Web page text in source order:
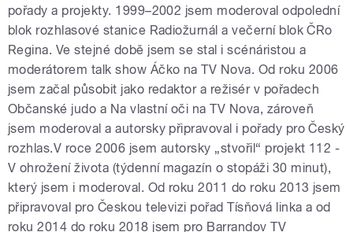
pořady a projekty. 1999–2002 jsem moderoval odpolední
blok rozhlasové stanice Radiožurnál a večerní blok ČRo
Regina. Ve stejné době jsem se stal i scénáristou a
moderátorem talk show Áčko na TV Nova. Od roku 2006
jsem začal působit jako redaktor a režisér v pořadech
Občanské judo a Na vlastní oči na TV Nova, zároveň
jsem moderoval a autorsky připravoval i pořady pro Český
rozhlas.V roce 2006 jsem autorsky „stvořil“ projekt 112 -
V ohrožení života (týdenní magazín o stopáži 30 minut),
který jsem i moderoval. Od roku 2011 do roku 2013 jsem
připravoval pro Českou televizi pořad Tísňová linka a od
roku 2014 do roku 2018 jsem pro Barrandov TV